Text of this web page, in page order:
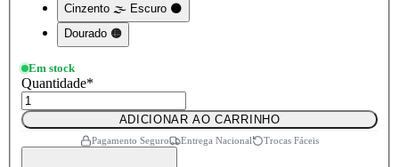
Cinzento 🌫️ Escuro 🌑
Dourado 🟠
Em stock
Quantidade*
ADICIONAR AO CARRINHO
Pagamento Seguro Entrega Nacional Trocas Fáceis